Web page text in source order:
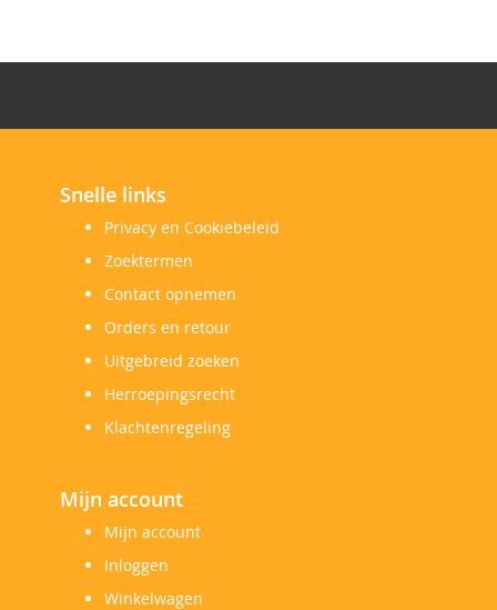
Snelle links
Privacy en Cookiebeleid
Zoektermen
Contact opnemen
Orders en retour
Uitgebreid zoeken
Herroepingsrecht
Klachtenregeling
Mijn account
Mijn account
Inloggen
Winkelwagen